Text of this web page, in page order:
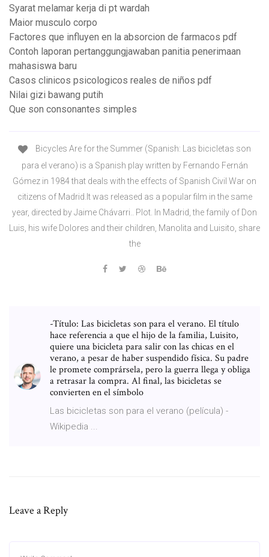
Syarat melamar kerja di pt wardah
Maior musculo corpo
Factores que influyen en la absorcion de farmacos pdf
Contoh laporan pertanggungjawaban panitia penerimaan
mahasiswa baru
Casos clinicos psicologicos reales de niños pdf
Nilai gizi bawang putih
Que son consonantes simples
Bicycles Are for the Summer (Spanish: Las bicicletas son
para el verano) is a Spanish play written by Fernando Fernán
Gómez in 1984 that deals with the effects of Spanish Civil War on
citizens of Madrid.It was released as a popular film in the same
year, directed by Jaime Chávarri.. Plot. In Madrid, the family of Don
Luis, his wife Dolores and their children, Manolita and Luisito, share
the
-Título: Las bicicletas son para el verano. El título
hace referencia a que el hijo de la familia, Luisito,
quiere una bicicleta para salir con las chicas en el
verano, a pesar de haber suspendido física. Su padre
le promete comprársela, pero la guerra llega y obliga
a retrasar la compra. Al final, las bicicletas se
convierten en el símbolo
Las bicicletas son para el verano (película) -
Wikipedia ...
Leave a Reply